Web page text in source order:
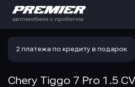
2 платежа по кредиту в подарок
Chery Tiggo 7 Pro 1.5